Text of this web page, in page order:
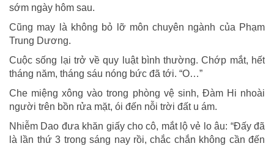
cự
sớm ngày hôm sau.
Cũng may là không bỏ lỡ môn chuyên ngành của Phạm
Trung Dương.
Cuộc sống lại trở về quy luật bình thường. Chớp mắt, hết
tháng năm, tháng sáu nóng bức đã tới. “O…”
Che miệng xông vào trong phòng vệ sinh, Đàm Hi nhoài
người trên bồn rửa mặt, ói đến nỗi trời đất u ám.
Nhiễm Dao đưa khăn giấy cho cô, mắt lộ vẻ lo âu: “Đấy đã
là lần thứ 3 trong sáng nay rồi, chắc chắn không cần đến